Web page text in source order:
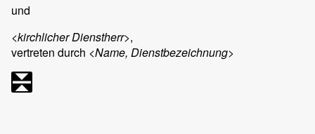
und
<kirchlicher Dienstherr>,
vertreten durch <Name, Dienstbezeichnung>